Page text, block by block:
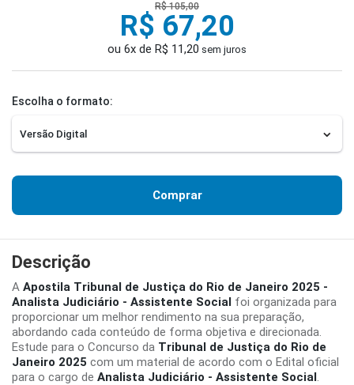
R$ 105,00
R$ 67,20
ou 6x de R$ 11,20 sem juros
Escolha o formato:
Comprar
Descrição
A Apostila Tribunal de Justiça do Rio de Janeiro 2025 -
Analista Judiciário - Assistente Social foi organizada para
proporcionar um melhor rendimento na sua preparação,
abordando cada conteúdo de forma objetiva e direcionada.
Estude para o Concurso da Tribunal de Justiça do Rio de
Janeiro 2025 com um material de acordo com o Edital oficial
para o cargo de Analista Judiciário - Assistente Social.